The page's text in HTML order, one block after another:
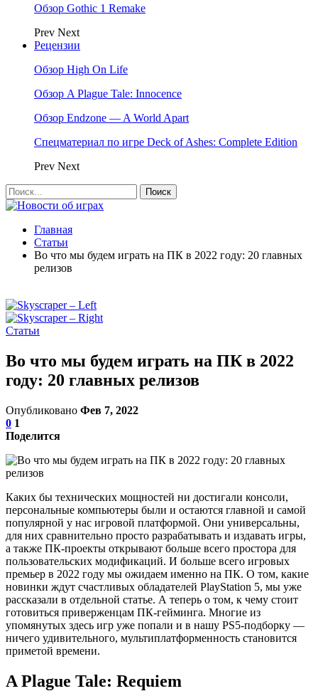
Обзор Gothic 1 Remake
Prev Next
Рецензии
Обзор High On Life
Обзор A Plague Tale: Innocence
Обзор Endzone — A World Apart
Спецматериал по игре Deck of Ashes: Complete Edition
Prev Next
Главная
Статьи
Во что мы будем играть на ПК в 2022 году: 20 главных
релизов
Статьи
Во что мы будем играть на ПК в 2022
году: 20 главных релизов
Опубликовано Фев 7, 2022
0 1
Поделится
Каких бы технических мощностей ни достигали консоли,
персональные компьютеры были и остаются главной и самой
популярной у нас игровой платформой. Они универсальны,
для них сравнительно просто разрабатывать и издавать игры,
а также ПК-проекты открывают больше всего простора для
пользовательских модификаций. И больше всего игровых
премьер в 2022 году мы ожидаем именно на ПК. О том, какие
новинки ждут счастливых обладателей PlayStation 5, мы уже
рассказали в отдельной статье. А теперь о том, к чему стоит
готовиться приверженцам ПК-гейминга. Многие из
упомянутых здесь игр уже попали и в нашу PS5-подборку —
ничего удивительного, мультиплатформенность становится
приметой времени.
A Plague Tale: Requiem